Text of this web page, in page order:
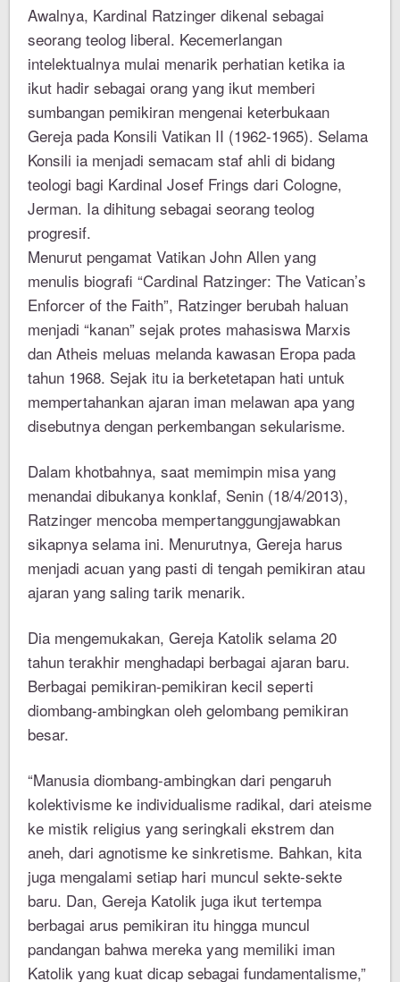
Awalnya, Kardinal Ratzinger dikenal sebagai
seorang teolog liberal. Kecemerlangan
intelektualnya mulai menarik perhatian ketika ia
ikut hadir sebagai orang yang ikut memberi
sumbangan pemikiran mengenai keterbukaan
Gereja pada Konsili Vatikan II (1962-1965). Selama
Konsili ia menjadi semacam staf ahli di bidang
teologi bagi Kardinal Josef Frings dari Cologne,
Jerman. Ia dihitung sebagai seorang teolog
progresif.
Menurut pengamat Vatikan John Allen yang
menulis biografi “Cardinal Ratzinger: The Vatican’s
Enforcer of the Faith”, Ratzinger berubah haluan
menjadi “kanan” sejak protes mahasiswa Marxis
dan Atheis meluas melanda kawasan Eropa pada
tahun 1968. Sejak itu ia berketetapan hati untuk
mempertahankan ajaran iman melawan apa yang
disebutnya dengan perkembangan sekularisme.
Dalam khotbahnya, saat memimpin misa yang
menandai dibukanya konklaf, Senin (18/4/2013),
Ratzinger mencoba mempertanggungjawabkan
sikapnya selama ini. Menurutnya, Gereja harus
menjadi acuan yang pasti di tengah pemikiran atau
ajaran yang saling tarik menarik.
Dia mengemukakan, Gereja Katolik selama 20
tahun terakhir menghadapi berbagai ajaran baru.
Berbagai pemikiran-pemikiran kecil seperti
diombang-ambingkan oleh gelombang pemikiran
besar.
“Manusia diombang-ambingkan dari pengaruh
kolektivisme ke individualisme radikal, dari ateisme
ke mistik religius yang seringkali ekstrem dan
aneh, dari agnotisme ke sinkretisme. Bahkan, kita
juga mengalami setiap hari muncul sekte-sekte
baru. Dan, Gereja Katolik juga ikut tertempa
berbagai arus pemikiran itu hingga muncul
pandangan bahwa mereka yang memiliki iman
Katolik yang kuat dicap sebagai fundamentalisme,”